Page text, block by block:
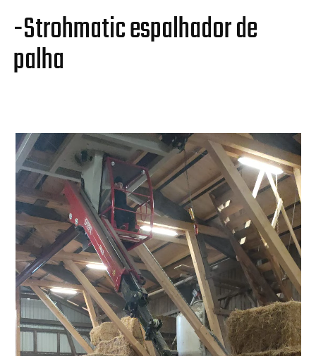
-Strohmatic espalhador de
palha